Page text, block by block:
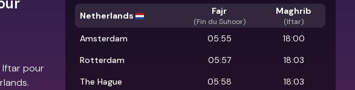
Iftar pour
Netherlands Fajr
(Fin du Suhoor)
Maghrib
(Iftar)
Amsterdam 05:55
18:00
Rotterdam
05:57
18:03
The Hague
05:58
18:03